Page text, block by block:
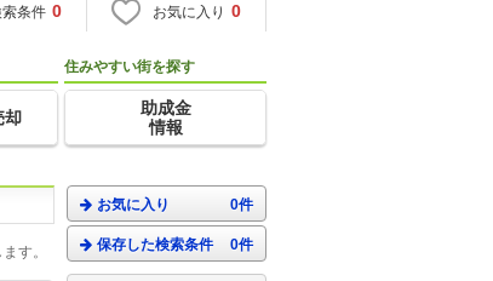
条件 0 お気に入り 0
却
住みやすい街を探す
助成金
情報
す。
お気に入り 0件
保存した検索条件 0件